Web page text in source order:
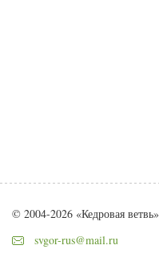
© 2004-2026 «Кедровая ветвь»
svgor-rus@mail.ru